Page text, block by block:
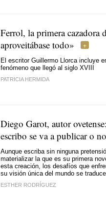
Ferrol, la primera cazadora
aproveitábase todo»
El escritor Guillermo Llorca incluye
fenómeno que llegó al siglo XVIII
PATRICIA HERMIDA
Diego Garot, autor
escribo se va a publicar o
Aunque escriba sin ninguna
materializar la que es su primera
esta creación, los desafíos que
su visión única del mundo se
ESTHER RODRÍGUEZ